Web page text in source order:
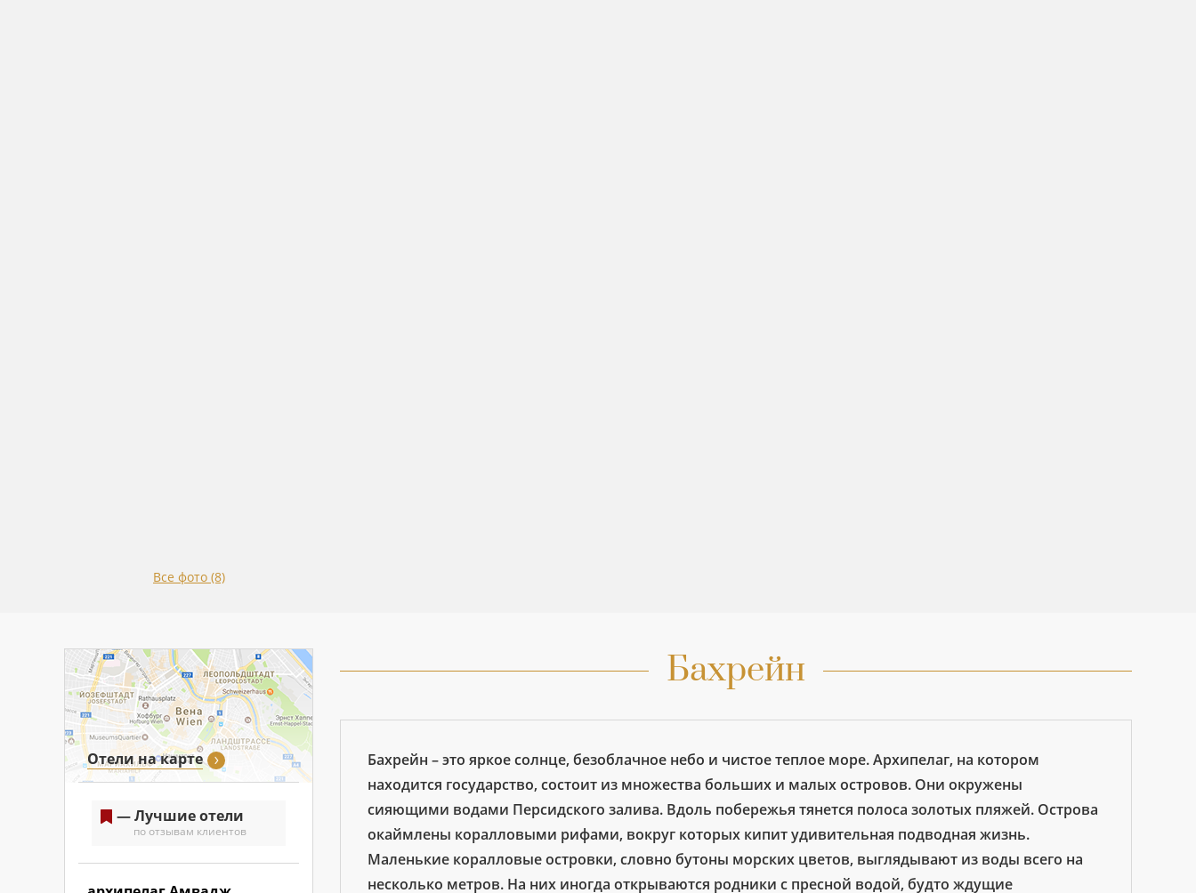
Все фото (8)
Отели на карте
— Лучшие отели
по отзывам клиентов
Бахрейн
Бахрейн – это яркое солнце, безоблачное небо и чистое теплое море. Архипелаг, на котором
находится государство, состоит из множества больших и малых островов. Они окружены
сияющими водами Персидского залива. Вдоль побережья тянется полоса золотых пляжей. Острова
окаймлены коралловыми рифами, вокруг которых кипит удивительная подводная жизнь.
Маленькие коралловые островки, словно бутоны морских цветов, выглядывают из воды всего на
несколько метров. На них иногда открываются родники с пресной водой, будто ждущие